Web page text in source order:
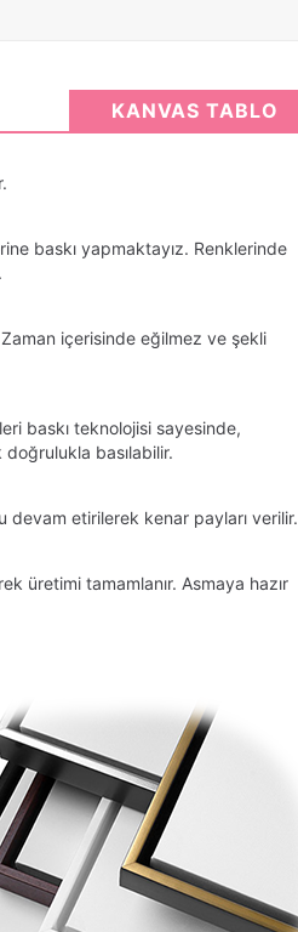
KANVAS TABLO
baskı yapmaktayız. Renklerinde
Zaman içerisinde eğilmez ve şekli
baskı teknolojisi sayesinde,
basılabilir.
etirilerek kenar payları verilir.
üretimi tamamlanır. Asmaya hazır